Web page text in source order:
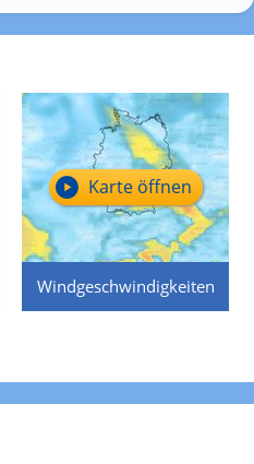
Windgeschwindigkeiten
Karte öffnen